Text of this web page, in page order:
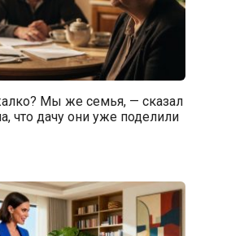
Мы же семья, — сказал
что дачу они уже поделили